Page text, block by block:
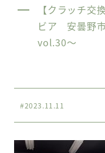
【クラッチ
ビア 安曇野
vol.30〜
#2023.11.11